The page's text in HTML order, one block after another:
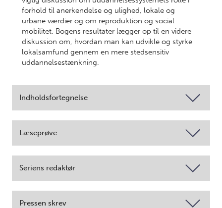
forhold til anerkendelse og ulighed, lokale og
urbane værdier og om reproduktion og social
mobilitet. Bogens resultater lægger op til en videre
diskussion om, hvordan man kan udvikle og styrke
lokalsamfund gennem en mere stedsensitiv
uddannelsestænkning.
Indholdsfortegnelse
Læseprøve
Seriens redaktør
Pressen skrev